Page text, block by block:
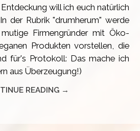
will ich euch natürlich
der Rubrik "drumherum" werde
Firmengründer mit Öko-
Produkten vorstellen, die
für's Protokoll: Das mache ich
aus Überzeugung!)
READING →